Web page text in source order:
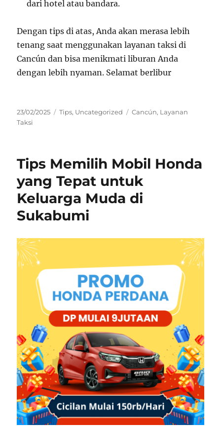
dari hotel atau bandara.
Dengan tips di atas, Anda akan merasa lebih
tenang saat menggunakan layanan taksi di
Cancún dan bisa menikmati liburan Anda
dengan lebih nyaman. Selamat berlibur
Posted
on
23/02/2025 Categories
Tips, Uncategorized Tags
Cancún, Layanan
Taksi
Tips Memilih Mobil Honda
yang Tepat untuk
Keluarga Muda di
Sukabumi